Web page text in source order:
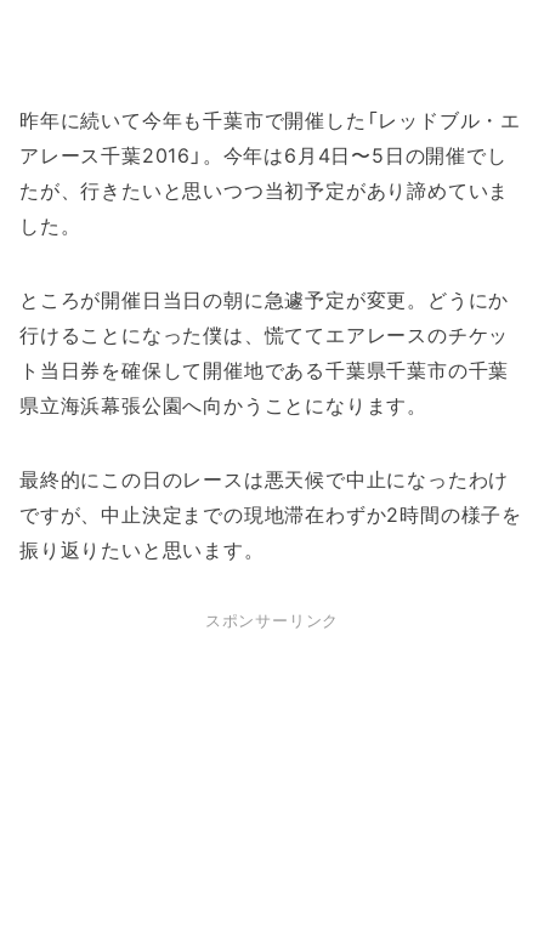
昨年に続いて今年も千葉市で開催した「レッドブル・エ
アレース千葉2016」。今年は6月4日〜5日の開催でし
たが、行きたいと思いつつ当初予定があり諦めていま
した。
ところが開催日当日の朝に急遽予定が変更。どうにか
行けることになった僕は、慌ててエアレースのチケッ
ト当日券を確保して開催地である千葉県千葉市の千葉
県立海浜幕張公園へ向かうことになります。
最終的にこの日のレースは悪天候で中止になったわけ
ですが、中止決定までの現地滞在わずか2時間の様子を
振り返りたいと思います。
スポンサーリンク